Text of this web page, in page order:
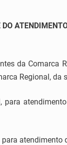
da Comarca
Regional, da
atendimento